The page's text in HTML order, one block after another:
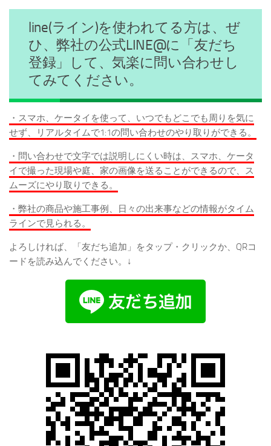
line(ライン)を使われてる方は、ぜ
ひ、弊社の公式LINE@に「友だち
登録」して、気楽に問い合わせし
てみてください。
・スマホ、ケータイを使って、いつでもどこでも周りを気に
せず、リアルタイムで1:1の問い合わせのやり取りができる。
・問い合わせで文字では説明しにくい時は、スマホ、ケータ
イで撮った現場や庭、家の画像を送ることができるので、ス
ムーズにやり取りできる。
・弊社の商品や施工事例、日々の出来事などの情報がタイム
ラインで見られる。
よろしければ、「友だち追加」をタップ・クリックか、QRコ
ードを読み込んでください。↓